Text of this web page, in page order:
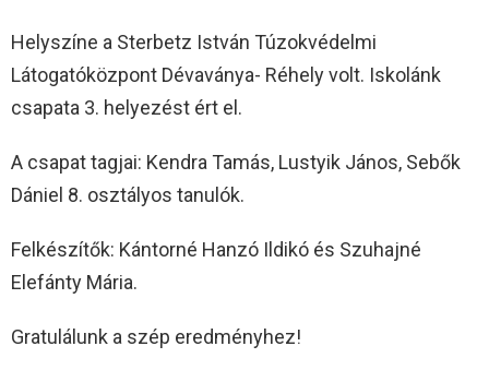
Helyszíne a Sterbetz István Túzokvédelmi
Látogatóközpont Dévaványa- Réhely volt. Iskolánk
csapata 3. helyezést ért el.
A csapat tagjai: Kendra Tamás, Lustyik János, Sebők
Dániel 8. osztályos tanulók.
Felkészítők: Kántorné Hanzó Ildikó és Szuhajné
Elefánty Mária.
Gratulálunk a szép eredményhez!